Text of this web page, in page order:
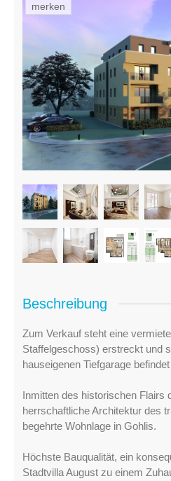
merken
Beschreibung
Zum Verkauf steht eine
Staffelgeschoss) erstreckt und
hauseigenen Tiefgarage
Inmitten des historischen Flairs
herrschaftliche Architektur des
begehrte Wohnlage in Gohlis.
Höchste Bauqualität, ein
Stadtvilla August zu einem